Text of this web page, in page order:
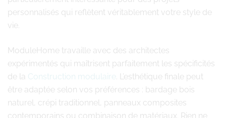
personnalisés qui reflètent véritablement votre style de
vie.
ModuleHome travaille avec des architectes
expérimentés qui maîtrisent parfaitement les spécificités
de la Construction modulaire. L’esthétique finale peut
être adaptée selon vos préférences : bardage bois
naturel, crépi traditionnel, panneaux composites
contemporains ou combinaison de matériaux. Rien ne